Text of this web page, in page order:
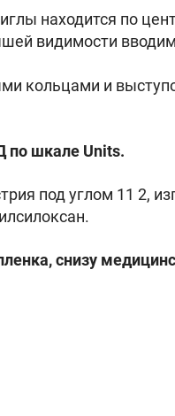
находится по
видимости
кольцами и
по шкале Units.
под углом 11 2,
снизу